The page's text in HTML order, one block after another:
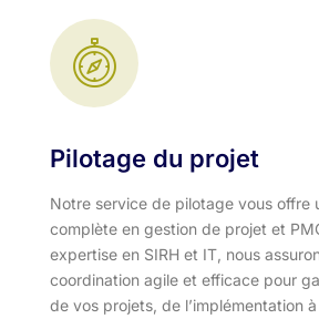
Pilotage du projet
Notre service de pilotage vous offre
complète en gestion de projet et
expertise en SIRH et IT, nous
coordination agile et efficace pour
de vos projets, de l’implémentation